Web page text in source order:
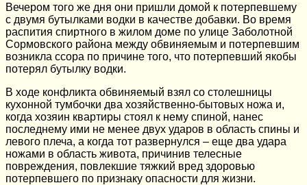
Вечером того же дня они пришли домой к потерпевшему
с двумя бутылками водки в качестве добавки. Во время
распития спиртного в жилом доме по улице Заболотной
Сормовского района между обвиняемым и потерпевшим
возникла ссора по причине того, что потерпевший якобы
потерял бутылку водки.
В ходе конфликта обвиняемый взял со столешницы
кухонной тумбочки два хозяйственно-бытовых ножа и,
когда хозяин квартиры стоял к нему спиной, нанес
последнему ими не менее двух ударов в область спины и
левого плеча, а когда тот развернулся – еще два удара
ножами в область живота, причинив телесные
повреждения, повлекшие тяжкий вред здоровью
потерпевшего по признаку опасности для жизни.